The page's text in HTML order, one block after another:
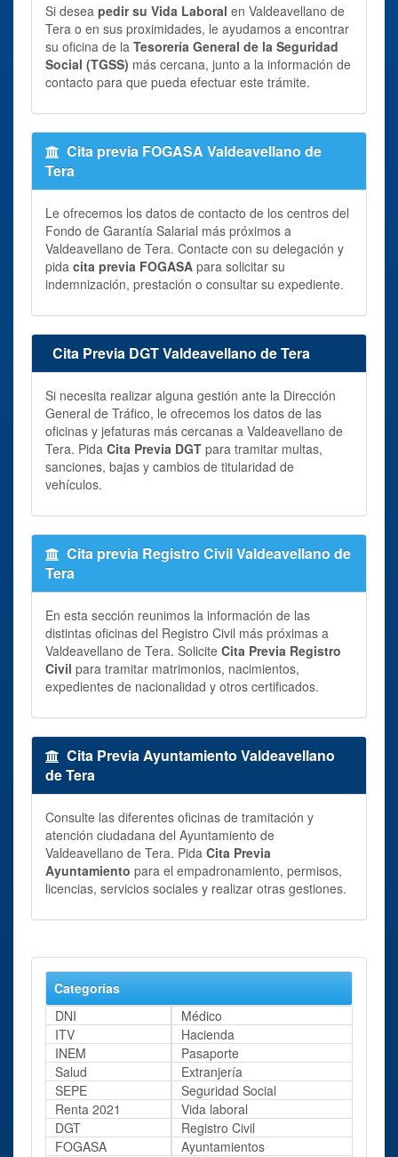
Si desea pedir su Vida Laboral en Valdeavellano de
Tera o en sus proximidades, le ayudamos a encontrar
su oficina de la Tesorería General de la Seguridad
Social (TGSS) más cercana, junto a la información de
contacto para que pueda efectuar este trámite.
Cita previa FOGASA Valdeavellano de
Tera
Le ofrecemos los datos de contacto de los centros del
Fondo de Garantía Salarial más próximos a
Valdeavellano de Tera. Contacte con su delegación y
pida cita previa FOGASA para solicitar su
indemnización, prestación o consultar su expediente.
Cita Previa DGT Valdeavellano de Tera
Si necesita realizar alguna gestión ante la Dirección
General de Tráfico, le ofrecemos los datos de las
oficinas y jefaturas más cercanas a Valdeavellano de
Tera. Pida Cita Previa DGT para tramitar multas,
sanciones, bajas y cambios de titularidad de
vehículos.
Cita previa Registro Civil Valdeavellano de
Tera
En esta sección reunimos la información de las
distintas oficinas del Registro Civil más próximas a
Valdeavellano de Tera. Solicite Cita Previa Registro
Civil para tramitar matrimonios, nacimientos,
expedientes de nacionalidad y otros certificados.
Cita Previa Ayuntamiento Valdeavellano
de Tera
Consulte las diferentes oficinas de tramitación y
atención ciudadana del Ayuntamiento de
Valdeavellano de Tera. Pida Cita Previa
Ayuntamiento para el empadronamiento, permisos,
licencias, servicios sociales y realizar otras gestiones.
Categorías
DNI
Médico
ITV
Hacienda
INEM
Pasaporte
Salud
Extranjería
SEPE
Seguridad Social
Renta 2021
Vida laboral
DGT
Registro Civil
FOGASA
Ayuntamientos